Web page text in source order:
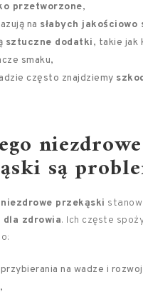
przetworzone,
na słabych jakościowo
sztuczne dodatki, takie jak
smaku,
często znajdziemy
niezdrowe
są
niezdrowe przekąski
zdrowia. Ich częste
na wadze i
,